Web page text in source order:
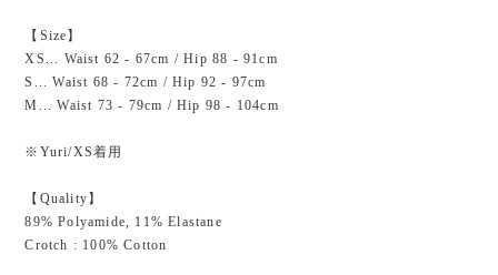
【Size】
XS... Waist 62 - 67cm / Hip 88 - 91cm
S... Waist 68 - 72cm / Hip 92 - 97cm
M... Waist 73 - 79cm / Hip 98 - 104cm
※Yuri/XS着用
【Quality】
89% Polyamide, 11% Elastane
Crotch : 100% Cotton